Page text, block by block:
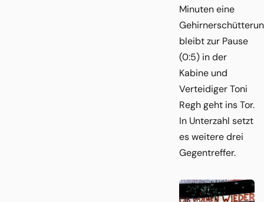
Minuten eine
bleibt zur Pause
(0:5) in der
Kabine und
Verteidiger Toni
Regh geht ins Tor.
In Unterzahl setzt
es weitere drei
Gegentreffer.